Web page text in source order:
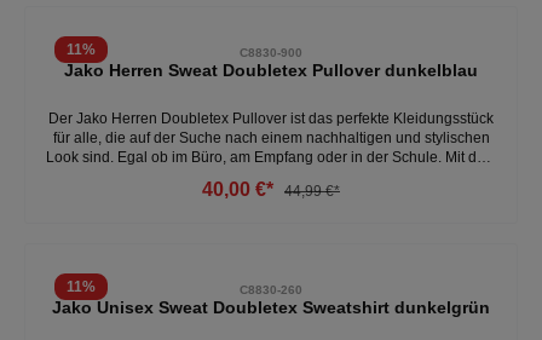
11% C8830-900
Jako Herren Sweat Doubletex Pullover dunkelblau
Der Jako Herren Doubletex Pullover ist das perfekte Kleidungsstück
für alle, die auf der Suche nach einem nachhaltigen und stylischen
Look sind. Egal ob im Büro, am Empfang oder in der Schule. Mit dem
(Bio), 30% Polyester - umweltfreundlich produziert - locker
40,00 €* 44,99 €*
11% C8830-260
Jako Unisex Sweat Doubletex Sweatshirt dunkelgrün